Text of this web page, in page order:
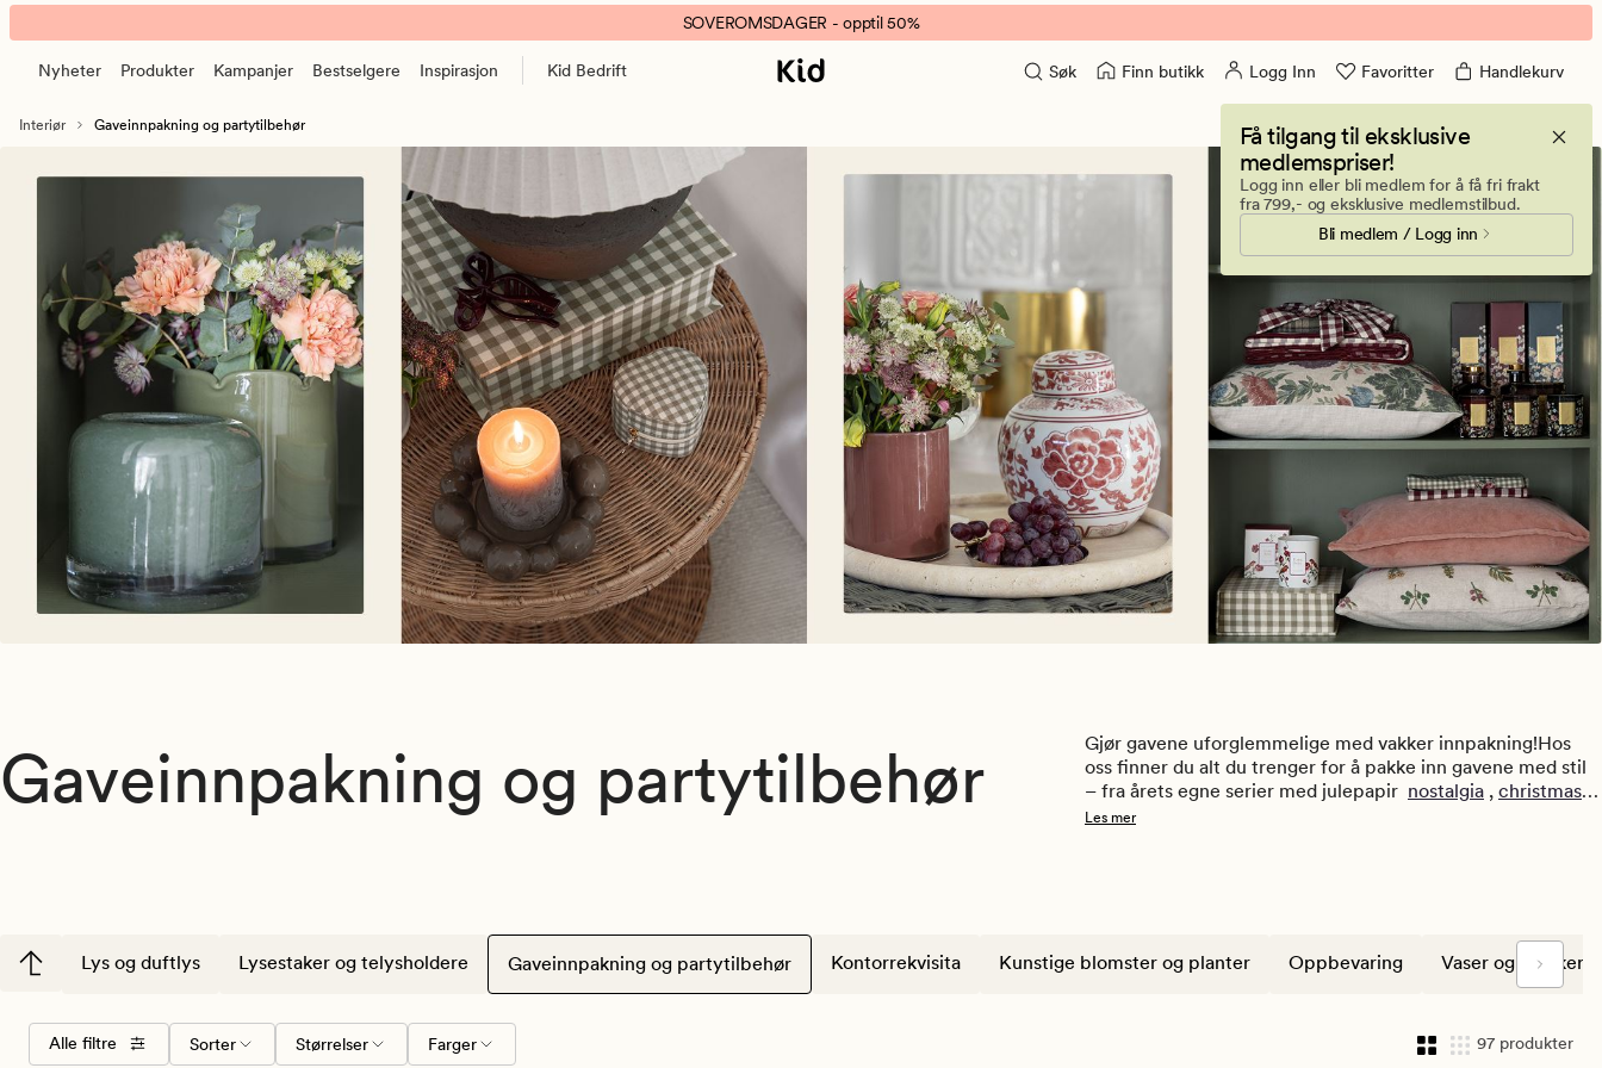
Gaveinnpakning
Gaveposer,
m.m
banner.
Klikk
for
SOVEROMSDAGER - opptil 50%
Nyheter Produkter Kampanjer Bestselgere Inspirasjon Kid Bedrift Søk Finn butikk Logg Inn Favoritter Handlekurv
Få tilgang til eksklusive
medlemspriser!
Logg inn eller bli medlem for å få fri frakt
fra 799,- og eksklusive medlemstilbud.
Bli medlem / Logg inn
Interiør Gaveinnpakning og partytilbehør
Gaveinnpakning og partytilbehør
Gjør gavene uforglemmelige med vakker innpakning!Hos
oss finner du alt du trenger for å pakke inn gavene med stil
– fra årets egne serier med julepapir nostalgia , christmas
feel og
Medlemstilbud: 3 for 2 på gavepapir og innpakning!
Les mer
Lys og duftlys Lysestaker og telysholdere Gaveinnpakning og partytilbehør Kontorrekvisita Kunstige blomster og planter Oppbevaring Vaser og krukker
Alle filtre
Velg
sorteringsrekkefølge
Sorter Størrelser
Størrelser Farger
Farger 97 produkter